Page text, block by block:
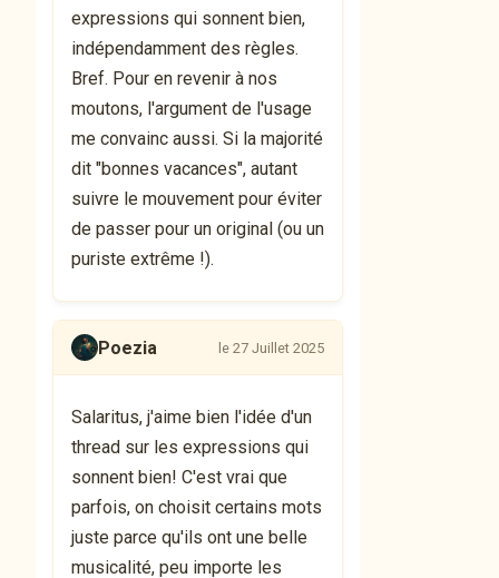
expressions qui sonnent bien,
indépendamment des règles.
Bref. Pour en revenir à nos
moutons, l'argument de l'usage
me convainc aussi. Si la majorité
dit "bonnes vacances", autant
suivre le mouvement pour éviter
de passer pour un original (ou un
puriste extrême !).
Poezia le 27 Juillet 2025
Salaritus, j'aime bien l'idée d'un
thread sur les expressions qui
sonnent bien! C'est vrai que
parfois, on choisit certains mots
juste parce qu'ils ont une belle
musicalité, peu importe les